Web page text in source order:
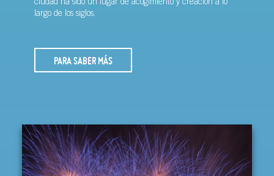
ciudad ha sido un lugar de acogimiento y creación a lo
largo de los siglos.
PARA SABER MÁS